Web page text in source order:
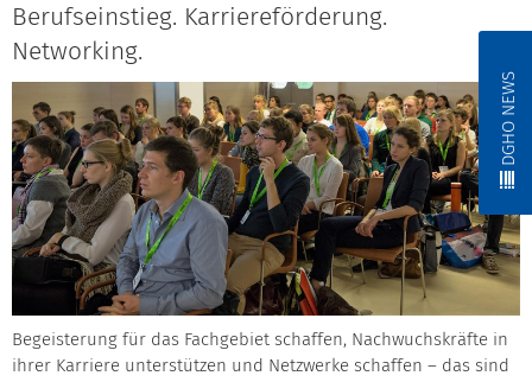
DGHO NEWS
Berufseinstieg. Karriereförderung.
Networking.
Begeisterung für das Fachgebiet schaffen, Nachwuchskräfte in
ihrer Karriere unterstützen und Netzwerke schaffen – das sind